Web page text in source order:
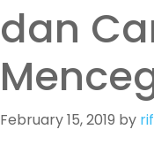
dan
February 15, 2019 by